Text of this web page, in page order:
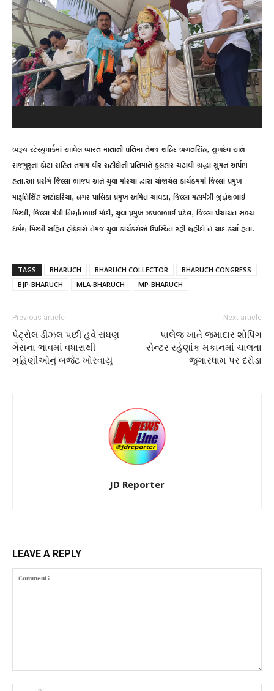
ભરૂચ સ્ટેચ્યુપાર્કમાં આવેલ ભારત માતાની પ્રતિમા તેમજ શહિદ ભગતસિંહ, સુખદેવ અને
રાજગુરુના ફોટા સહિત તમામ વીર શહીદોની પ્રતિમાને ફુલહાર ચઢાવી શ્રદ્ધા સુમન અર્પણ
હતા.આ પ્રસંગે જિલ્લા ભાજપ અને યુવા મોરચા દ્વારા યોજાયેલ કાર્યક્રમમાં જિલ્લા પ્રમુખ
મારૂતિસિંહ અટોદરિયા, નગર પાલિકા પ્રમુખ અમિત ચાવડા, જિલ્લા મહામંત્રી જીજ્ઞેશભાઈ
મિસ્ત્રી, જિલ્લા મંત્રી નિશાંતભાઈ મોદી, યુવા પ્રમુખ ઋષભભાઈ પટેલ, જિલ્લા પંચાયત સભ્ય
ધર્મેશ મિસ્ત્રી સહિત હોદ્દેદારો તેમજ યુવા કાર્યકરોએ ઉપસ્થિત રહી શહીદો ને યાદ કર્યા હતા.
TAGS BHARUCH BHARUCH COLLECTOR
BHARUCH CONGRESS
BJP-BHARUCH
MLA-BHARUCH MP-BHARUCH
Previous article
પેટ્રોલ ડીઝલ પછી હવે રાંધણ
ગેસના ભાવમાં વધારાથી
ગૃહિણીઓનું બજેટ ખોરવાયું
Next article
પાલેજ ખાતે જમાદાર શોપિંગ
સેન્ટર રહેણાંક મકાનમાં ચાલતા
જુગારધામ પર દરોડા
JD Reporter
LEAVE A REPLY